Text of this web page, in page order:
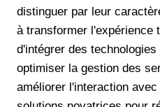
distinguer par leur
à transformer l'expérience
d'intégrer des
optimiser la gestion des
améliorer l'interaction